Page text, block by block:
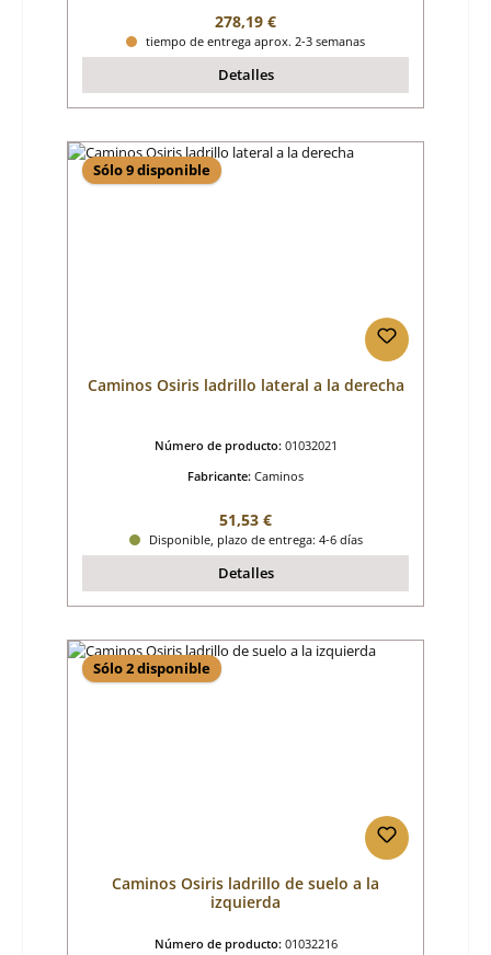
Precio normal:
278,19 €
tiempo de entrega aprox. 2-3 semanas
Detalles
Sólo 9 disponible
Caminos Osiris ladrillo lateral a la derecha
Número de producto: 01032021
Fabricante: Caminos
Precio normal:
51,53 €
Disponible, plazo de entrega: 4-6 días
Detalles
Sólo 2 disponible
Caminos Osiris ladrillo de suelo a la
izquierda
Número de producto: 01032216